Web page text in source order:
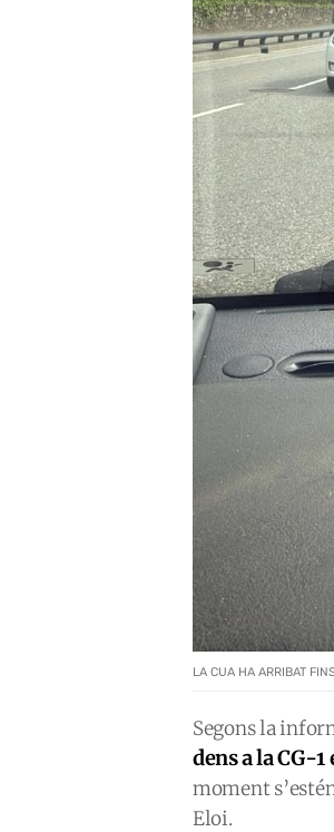
LA CUA HA ARRIBAT
Segons la
dens a la CG-
moment
Eloi.